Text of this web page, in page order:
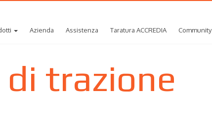
Azienda Assistenza Taratura ACCREDIA Community
di trazione